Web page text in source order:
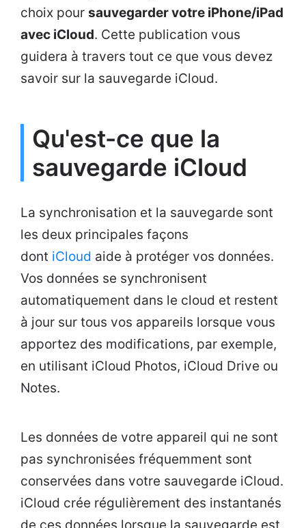
choix pour sauvegarder votre iPhone/iPad
avec iCloud. Cette publication vous
guidera à travers tout ce que vous devez
savoir sur la sauvegarde iCloud.
Qu'est-ce que la
sauvegarde iCloud
La synchronisation et la sauvegarde sont
les deux principales façons
dont iCloud aide à protéger vos données.
Vos données se synchronisent
automatiquement dans le cloud et restent
à jour sur tous vos appareils lorsque vous
apportez des modifications, par exemple,
en utilisant iCloud Photos, iCloud Drive ou
Notes.
Les données de votre appareil qui ne sont
pas synchronisées fréquemment sont
conservées dans votre sauvegarde iCloud.
iCloud crée régulièrement des instantanés